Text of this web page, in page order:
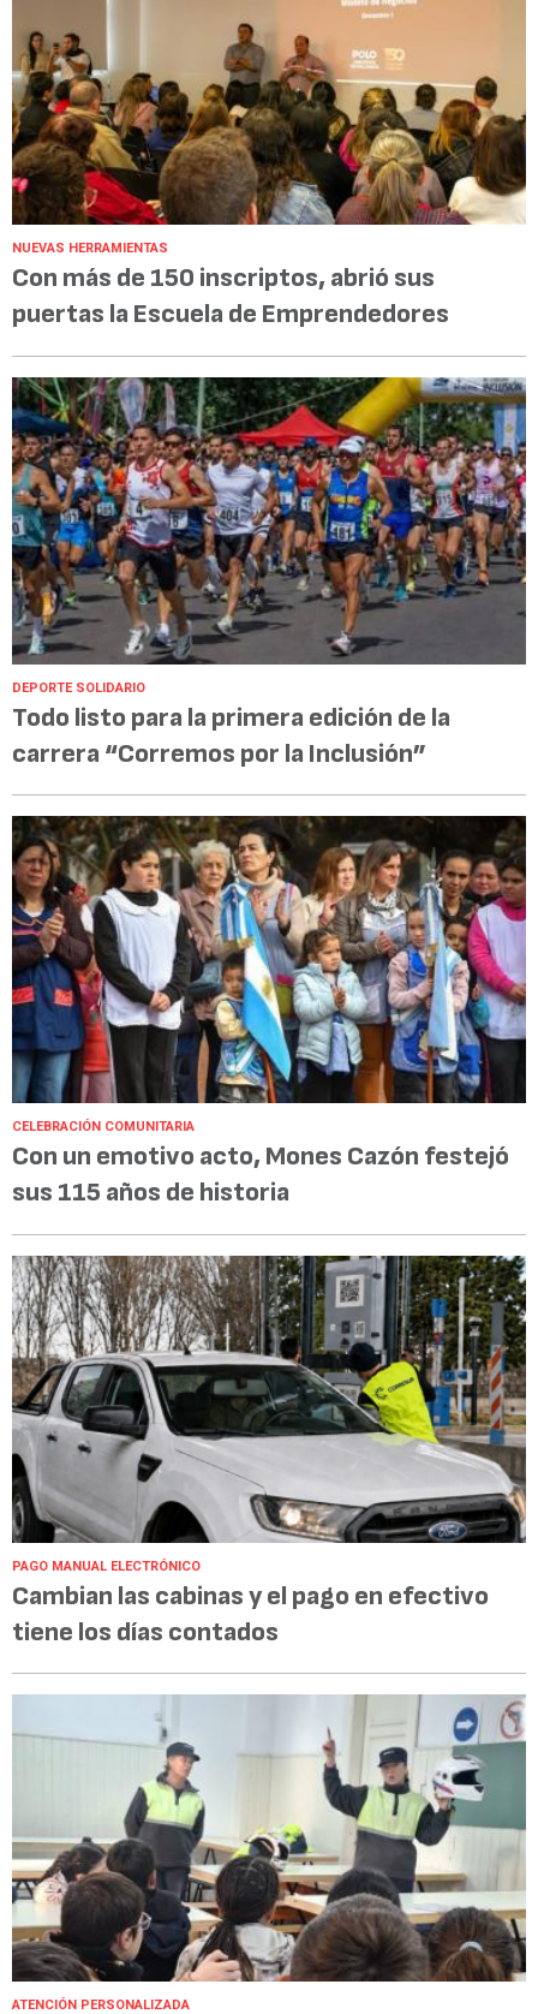
NUEVAS HERRAMIENTAS
Con más de 150 inscriptos, abrió sus
puertas la Escuela de Emprendedores
DEPORTE SOLIDARIO
Todo listo para la primera edición de la
carrera “Corremos por la Inclusión”
CELEBRACIÓN COMUNITARIA
Con un emotivo acto, Mones Cazón festejó
sus 115 años de historia
PAGO MANUAL ELECTRÓNICO
Cambian las cabinas y el pago en efectivo
tiene los días contados
ATENCIÓN PERSONALIZADA